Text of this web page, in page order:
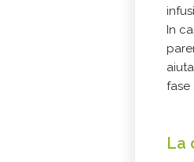
In
fase
La